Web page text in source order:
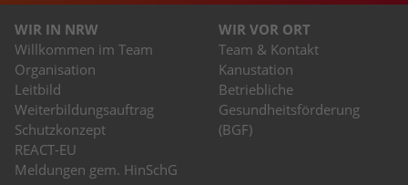
WIR IN NRW
Willkommen im Team
Organisation
Leitbild
Weiterbildungsauftrag
Schutzkonzept
REACT-EU
Meldungen gem. HinSchG
WIR VOR ORT
Team & Kontakt
Kanustation
Betriebliche
Gesundheitsförderung
(BGF)